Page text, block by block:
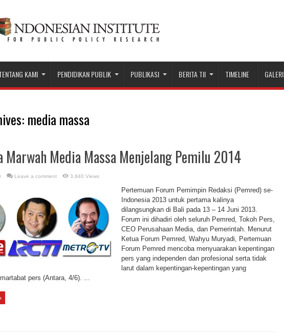
KAMI PENDIDIKAN PUBLIK PUBLIKASI BERITA TII TIMELINE GALERI
media massa
Marwah Media Massa Menjelang Pemilu 2014
Leave a comment 3,840 Views
Pertemuan Forum Pemimpin Redaksi (Pemred) se-
Indonesia 2013 untuk pertama kalinya
dilangsungkan di Bali pada 13 – 14 Juni 2013.
Forum ini dihadiri oleh seluruh Pemred, Tokoh Pers,
CEO Perusahaan Media, dan Pemerintah. Menurut
Ketua Forum Pemred, Wahyu Muryadi, Pertemuan
Forum Pemred mencoba menyuarakan kepentingan
pers yang independen dan profesional serta tidak
larut dalam kepentingan-kepentingan yang
pers (Antara, 4/6). ...